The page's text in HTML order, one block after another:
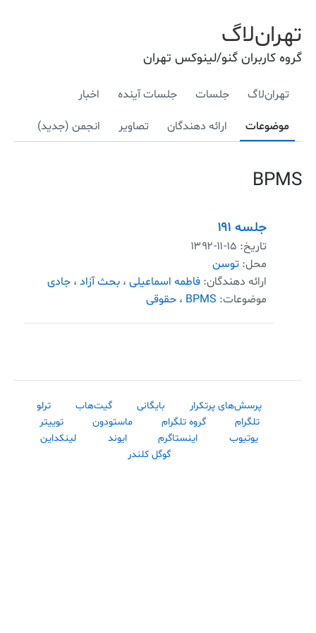
تهران‌لاگ
گروه کاربران گنو/لینوکس تهران
تهران‌لاگ جلسات جلسات آینده اخبار
موضوعات ارائه دهندگان تصاویر انجمن (جدید)
BPMS
جلسه ۱۹۱
تاریخ: ۱۳۹۲-۱۱-۱۵
محل: توسن
ارائه دهندگان: فاطمه اسماعیلی ، بحث آزاد ، جادی
موضوعات: BPMS ، حقوقی
پرسش‌های پرتکرار بایگانی گیت‌هاب
ترلو
تلگرام
گروه تلگرام ماستودون
توییتر
یوتیوب
اینستاگرم ایوند
لینکداین
گوگل کلندر